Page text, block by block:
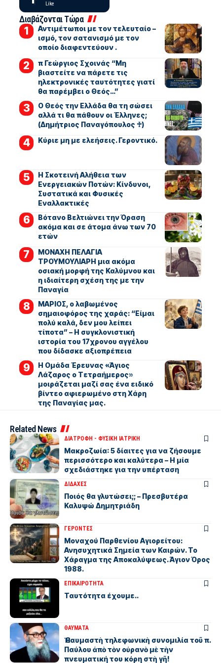
Like
Διαβάζονται Τώρα
Αντιμέτωποι με τον τελευταίο –
ισμό, τον σατανισμό με τον
οποίο διαφεντεύουν .
π Γεώργιος Σχοινάς “Μη
βιαστείτε να πάρετε τις
ηλεκτρονικές ταυτότητες γιατί
θα παρέμβει ο Θεός…”
Ο Θεός την Ελλάδα θα τη σώσει
αλλά τι θα πάθουν οι Έλληνες;
(Δημήτριος Παναγόπουλος ♰)
Kύριε μη με ελεήσεις. Γεροντικό.
Η Σκοτεινή Αλήθεια των
Ενεργειακών Ποτών: Κίνδυνοι,
Συστατικά και Φυσικές
Εναλλακτικές
Βότανο Βελτιώνει την Όραση
ακόμα και σε άτομα άνω των 70
ετών
ΜΟΝΑΧΗ ΠΕΛΑΓΙΑ
ΤΡΟΥΜΟΥΛΙΑΡΗ μια ακόμα
οσιακή μορφή της Καλύμνου και
η ιδιαίτερη σχέση της με την
Παναγία
ΜΑΡΙΟΣ, ο λαβωμένος
σημαιοφόρος της χαράς: “Είμαι
πολύ καλά, δεν μου λείπει
τίποτα” – Η συγκλονιστική
ιστορία του 17χρονου αγγέλου
που δίδασκε αξιοπρέπεια
Η Ομάδα Έρευνας «Άγιος
Λάζαρος ο Τετραήμερος»
μοιράζεται μαζί σας ένα ειδικό
βίντεο αφιερωμένο στη Χάρη
της Παναγίας μας.
Related News
ΔΙΑΤΡΟΦΗ - ΦΥΣΙΚΗ ΙΑΤΡΙΚΗ
Μακροζωία: 5 δίαιτες για να ζήσουμε
περισσότερο και καλύτερα – Η μία
σχεδιάστηκε για την υπέρταση
ΔΙΔΑΧΕΣ
Ποιός θα γλυτώσει;; – Πρεσβυτέρα
Καλυψώ Δημητριάδη
ΓΕΡΟΝΤΕΣ
Μοναχού Παρθενίου Αγιορείτου:
Ανησυχητικά Σημεία των Καιρών. Το
Χάραγμα της Αποκαλύψεως. Άγιον Όρος
1988.
ΕΠΙΚΑΙΡΟΤΗΤΑ
Ταυτότητα έχουμε..
ΘΑΥΜΑΤΑ
Ἡ θαυμαστὴ τηλεφωνικὴ συνομιλία τοῦ π.
Παύλου ἀπὸ τὸν οὐρανὸ μὲ τὴν
πνευματική του κόρη στὴ γῆ!